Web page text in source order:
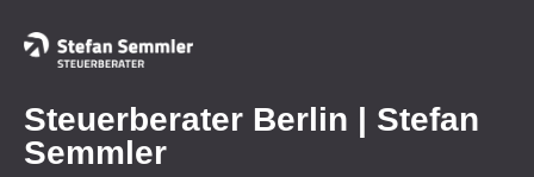
Steuerberater Berlin | Stefan
Semmler